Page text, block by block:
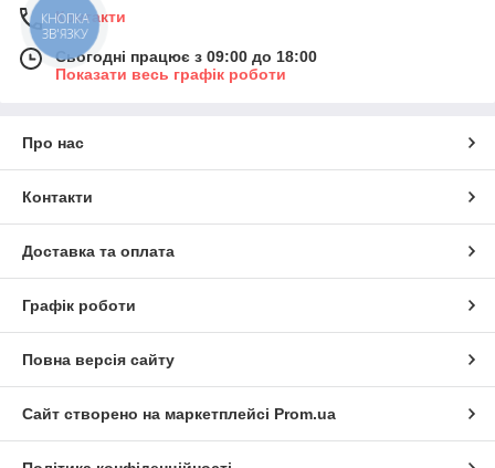
Контакти
Сьогодні працює з 09:00 до 18:00
Показати весь графік роботи
Про нас
Контакти
Доставка та оплата
Графік роботи
Повна версія сайту
Сайт створено на маркетплейсі Prom.ua
КНОПКА
ЗВ'ЯЗКУ